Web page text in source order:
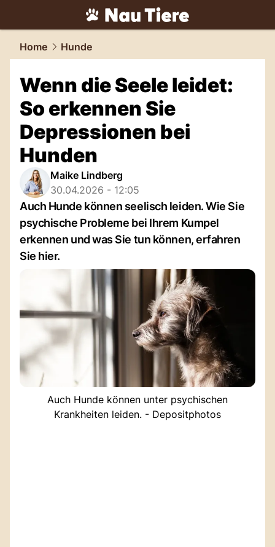
tiere.NAU.ch
Home Hunde
Wenn die Seele leidet:
So erkennen Sie
Depressionen bei
Hunden
Maike Lindberg
30.04.2026 - 12:05
Auch Hunde können seelisch leiden. Wie Sie
psychische Probleme bei Ihrem Kumpel
erkennen und was Sie tun können, erfahren
Sie hier.
Auch Hunde können unter psychischen
Krankheiten leiden. - Depositphotos